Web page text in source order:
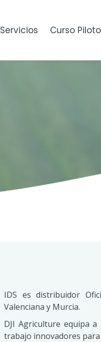
Servicios Curso
IDS es distribuidor
Valenciana y Murcia.
DJI Agriculture equipa
trabajo innovadores